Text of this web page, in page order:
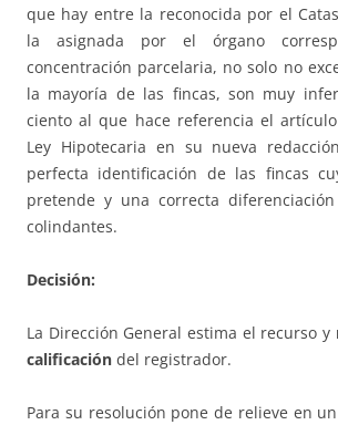
que hay entre la reconocida por el
la asignada por el órgano
concentración parcelaria, no solo no
la mayoría de las fincas, son muy
ciento al que hace referencia el
Ley Hipotecaria en su nueva
perfecta identificación de las fincas
pretende y una correcta
colindantes.
Decisión:
La Dirección General estima el recurso y
calificación del registrador.
Para su resolución pone de relieve en